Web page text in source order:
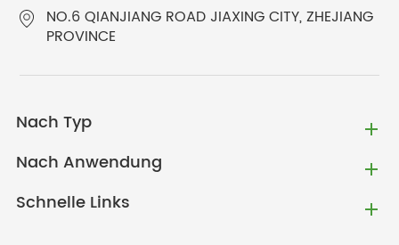
NO.6 QIANJIANG ROAD JIAXING CITY, ZHEJIANG
PROVINCE
Nach Typ
Nach Anwendung
Schnelle Links